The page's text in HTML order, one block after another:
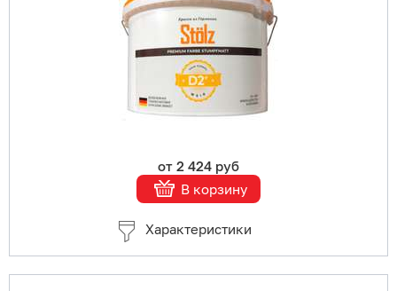
от 2 424 руб
В корзину
Характеристики
В корзину
Подробнее